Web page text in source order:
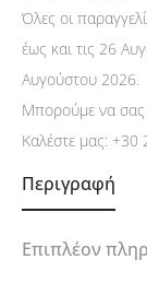
Όλες οι
έως και τις 26
Αυγούστου 2026.
Μπορούμε να
Καλέστε μας: +30
Περιγραφή
Επιπλέον